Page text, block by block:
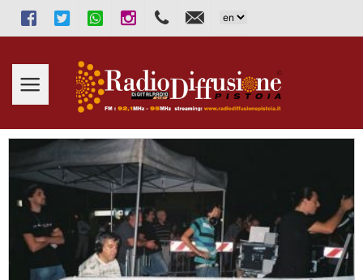
FacebookTwitter WhatsAppInstagram333.2913131